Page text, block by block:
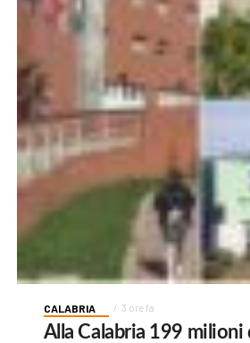
CALABRIA 3 ore fa
Alla Calabria 199 milioni